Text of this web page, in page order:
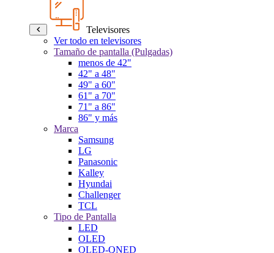
Televisores
Ver todo en televisores
Tamaño de pantalla (Pulgadas)
menos de 42"
42" a 48"
49" a 60"
61" a 70"
71" a 86"
86" y más
Marca
Samsung
LG
Panasonic
Kalley
Hyundai
Challenger
TCL
Tipo de Pantalla
LED
OLED
QLED-QNED